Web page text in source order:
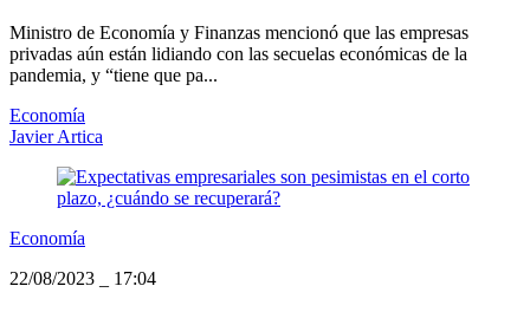
Ministro de Economía y Finanzas mencionó que las empresas
privadas aún están lidiando con las secuelas económicas de la
pandemia, y “tiene que pa...
Economía
Javier Artica
Economía
22/08/2023
17:04